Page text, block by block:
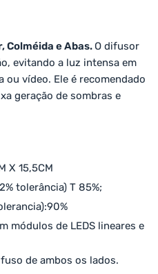
Colméida e Abas. O difusor
evitando a luz intensa em
vídeo. Ele é recomendado
geração de sombras e
X 15,5CM
tolerância) T 85%;
módulos de LEDS lineares e
de ambos os lados.